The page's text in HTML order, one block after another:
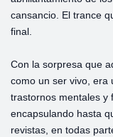
cansancio. El trance
final.
Con la sorpresa que
como un ser vivo, era
trastornos mentales y
encapsulando hasta
revistas, en todas